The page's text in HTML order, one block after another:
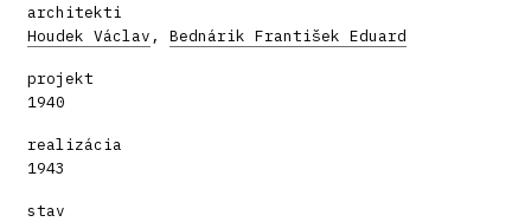
architekti
Houdek Václav , Bednárik František Eduard
projekt
1940
realizácia
1943
stav